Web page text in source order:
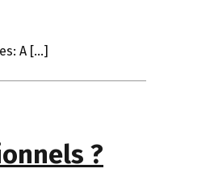
A […]
?